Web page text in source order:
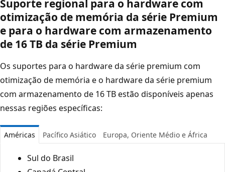
Suporte regional para o hardware com
otimização de memória da série Premium
e para o hardware com armazenamento
de 16 TB da série Premium
Os suportes para o hardware da série premium com
otimização de memória e o hardware da série premium
com armazenamento de 16 TB estão disponíveis apenas
nessas regiões específicas:
Américas Pacífico Asiático Europa, Oriente Médio e África
Sul do Brasil